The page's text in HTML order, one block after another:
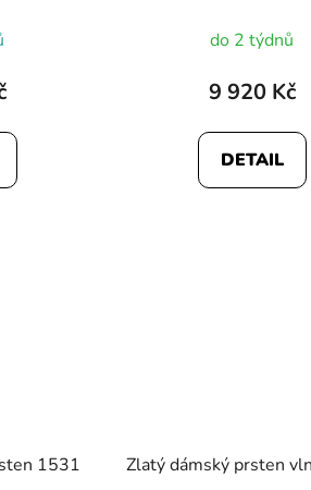
do 2 týdnů
9 920 Kč
DETAIL
1531 Zlatý dámský prsten